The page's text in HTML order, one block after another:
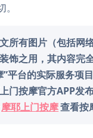
所有图片（包括网
饰之用，其内容完
”平台的实际服务项
门按摩官方APP发
摩耶上门按摩查看按